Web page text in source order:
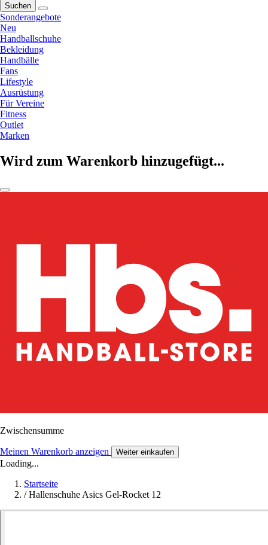
Suchen
Sonderangebote
Neu
Handballschuhe
Bekleidung
Handbälle
Fans
Lifestyle
Ausrüstung
Für Vereine
Fitness
Outlet
Marken
Wird zum Warenkorb hinzugefügt...
Zwischensumme
Meinen Warenkorb anzeigen Weiter einkaufen
Loading...
Startseite
/ Hallenschuhe Asics Gel-Rocket 12